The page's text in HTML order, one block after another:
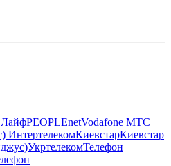
PEOPLEnetVodafone MTC
ИнтертелекомКиевстарКиевстар
УкртелекомТелефон